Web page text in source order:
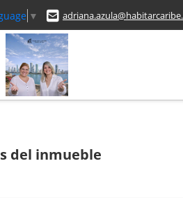
▼
del inmueble